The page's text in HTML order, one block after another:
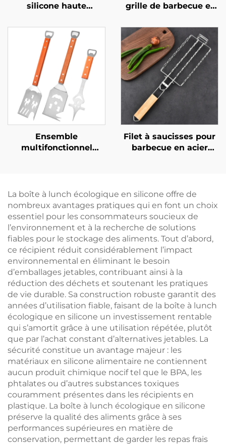
silicone haute
USSE, best-seller,
maniques ignifuges
avec isolation
thermique, certifiés
LFGB
grille de barbecue et
multifonctionnelle,
durable et réutilisable,
avec manche en acier
inoxydable et
plastique, outil pour
barbecue et four
Ensemble
multifonctionnel
combiné comprenant
une fourchette et une
spatule avec manche
en bois, destiné à une
utilisation en extérieur
Filet à saucisses pour
barbecue en acier
portable pour
barbecue avec pince
La boîte à lunch écologique en silicone offre de
nombreux avantages pratiques qui en font un choix
essentiel pour les consommateurs soucieux de
l’environnement et à la recherche de solutions
fiables pour le stockage des aliments. Tout d’abord,
ce récipient réduit considérablement l’impact
environnemental en éliminant le besoin
d’emballages jetables, contribuant ainsi à la
réduction des déchets et soutenant les pratiques
de vie durable. Sa construction robuste garantit des
années d’utilisation fiable, faisant de la boîte à lunch
écologique en silicone un investissement rentable
qui s’amortit grâce à une utilisation répétée, plutôt
que par l’achat constant d’alternatives jetables. La
sécurité constitue un avantage majeur : les
matériaux en silicone alimentaire ne contiennent
aucun produit chimique nocif tel que le BPA, les
phtalates ou d’autres substances toxiques
couramment présentes dans les récipients en
plastique. La boîte à lunch écologique en silicone
préserve la qualité des aliments grâce à ses
performances supérieures en matière de
conservation, permettant de garder les repas frais